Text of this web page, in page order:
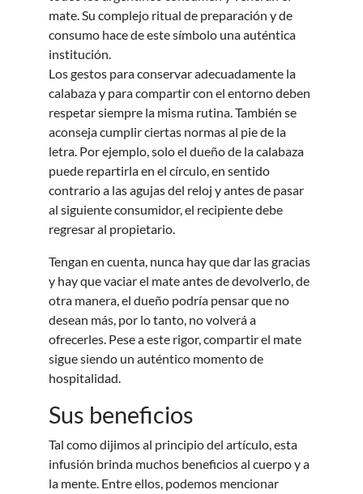
mate. Su complejo ritual de preparación y de
consumo hace de este símbolo una auténtica
institución.
Los gestos para conservar adecuadamente la
calabaza y para compartir con el entorno deben
respetar siempre la misma rutina. También se
aconseja cumplir ciertas normas al pie de la
letra. Por ejemplo, solo el dueño de la calabaza
puede repartirla en el círculo, en sentido
contrario a las agujas del reloj y antes de pasar
al siguiente consumidor, el recipiente debe
regresar al propietario.
Tengan en cuenta, nunca hay que dar las gracias
y hay que vaciar el mate antes de devolverlo, de
otra manera, el dueño podría pensar que no
desean más, por lo tanto, no volverá a
ofrecerles. Pese a este rigor, compartir el mate
sigue siendo un auténtico momento de
hospitalidad.
Sus beneficios
Tal como dijimos al principio del artículo, esta
infusión brinda muchos beneficios al cuerpo y a
la mente. Entre ellos, podemos mencionar